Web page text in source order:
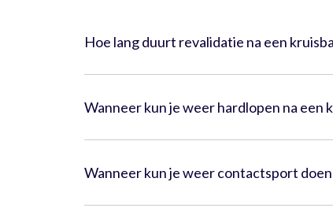
Hoe lang duurt revalidatie na een
Wanneer kun je weer hardlopen na een
Wanneer kun je weer contactsport